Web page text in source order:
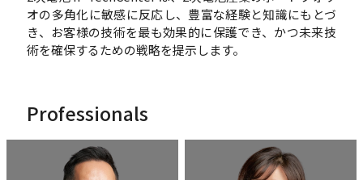
オの多角化に敏感に反応し、豊富な経験と知識にもとづ
き、お客様の技術を最も効果的に保護でき、かつ未来技
術を確保するための戦略を提示します。
Professionals